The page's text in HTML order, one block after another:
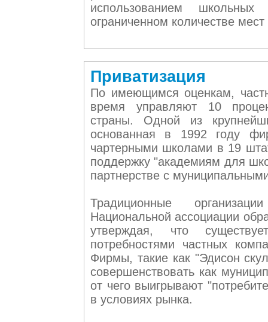
использованием
ограниченном количестве мест
Приватизация
По имеющимся оценкам,
время управляют 10
страны. Одной из
основанная в 1992 году
чартерными школами в 19
поддержку "академиям для
партнерстве с
Традиционные
Национальной ассоциации
утверждая, что
потребностями частных
Фирмы, такие как "Эдисон
совершенствовать как
от чего выигрывают
в условиях рынка.